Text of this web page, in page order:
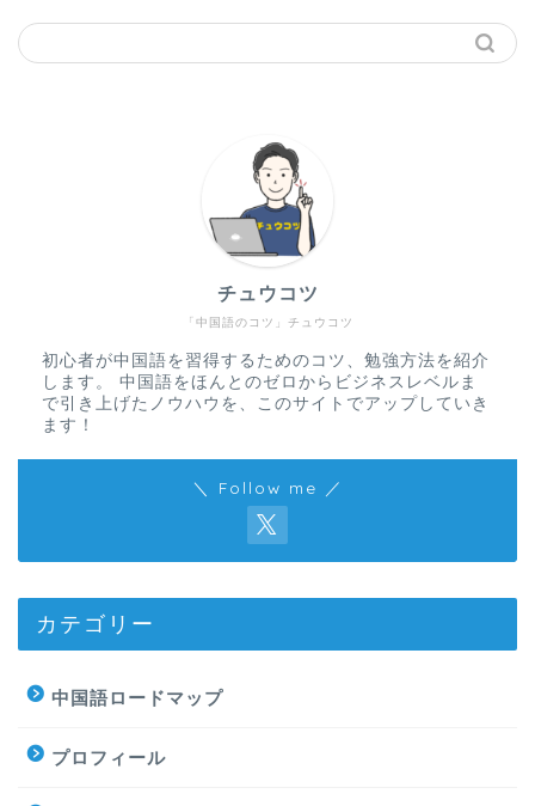
「中国語のコツ」チュウコツ
チュウコツ
初心者が中国語を習得するためのコツ、勉強方法を紹介
します。 中国語をほんとのゼロからビジネスレベルま
で引き上げたノウハウを、このサイトでアップしていき
ます！
＼ Follow me ／
カテゴリー
中国語ロードマップ
プロフィール